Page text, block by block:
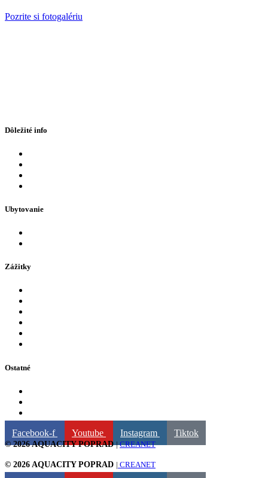
Pozrite si fotogalériu
Dôležité info
Ubytovanie
Zážitky
Ostatné
Facebook-f
Youtube Instagram Tiktok
© 2026 AQUACITY POPRAD |CREANET
© 2026 AQUACITY POPRAD | CREANET